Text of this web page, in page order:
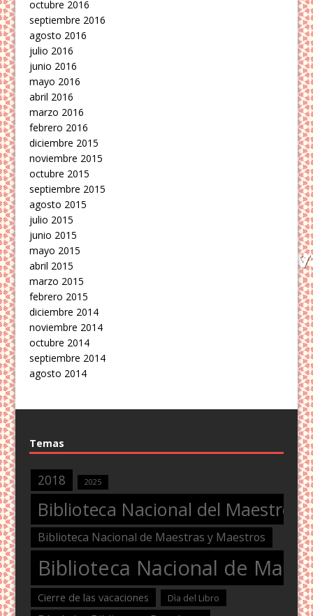
octubre 2016
septiembre 2016
agosto 2016
julio 2016
junio 2016
mayo 2016
abril 2016
marzo 2016
febrero 2016
diciembre 2015
noviembre 2015
octubre 2015
septiembre 2015
agosto 2015
julio 2015
junio 2015
mayo 2015
abril 2015
marzo 2015
febrero 2015
diciembre 2014
noviembre 2014
octubre 2014
septiembre 2014
agosto 2014
Temas
2018 2025
Biblioteca Nacional del Maestro
Biblioteca Nacional de Maestras y Maestros
Biblioteca Nacional de
Cierre de las vacaciones Dìa del Libro